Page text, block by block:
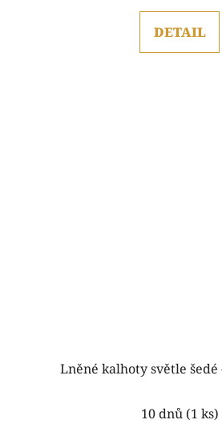
5,0
z
DETAIL
Lněné kalhoty světle šedé
10 dnů (1 ks)